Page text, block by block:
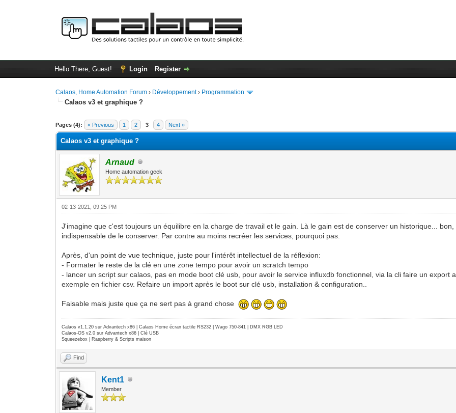
Hello There, Guest! Login Register
Calaos, Home Automation Forum › Développement› Programmation
Calaos v3 et graphique ?
Pages (4): « Previous 1 2 3 4 Next »
0 Vote(s) - 0 Average
1
2
3
4
5
Calaos v3 et graphique ?
Arnaud
Home automation geek
02-13-2021, 09:25 PM
J'imagine que c'est toujours un équilibre en la charge de travail et le gain. Là le gain est de conserver un historique...
indispensable de le conserver. Par contre au moins recréer les services, pourquoi pas.
Après, d'un point de vue technique, juste pour l'intérêt intellectuel de la réflexion:
- Formater le reste de la clé en une zone tempo pour avoir un scratch tempo
- lancer un script sur calaos, pas en mode boot clé usb, pour avoir le service influxdb fonctionnel, via la cli faire un export
exemple en fichier csv. Refaire un import après le boot sur clé usb, installation & configuration..
Faisable mais juste que ça ne sert pas à grand chose
Calaos v1.1.20 sur Advantech x86 | Calaos Home écran tactile RS232 | Wago 750-841 | DMX RGB LED
Calaos-OS v2.0 sur Advantech x86 | Clé USB
Squeezebox | Raspberry & Scripts maison
Find
Kent1
Member